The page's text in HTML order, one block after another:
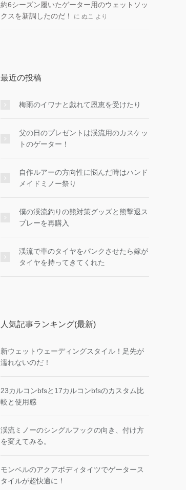
約6シーズン履いたゲーター用のウェットソッ
クスを新調したのだ！
に ぬこ より
最近の投稿
梅雨のイワナと戯れて恩恵を受けたり
父の日のプレゼントは渓流用のカスケッ
トのゲーター！
自作ルアーの方向性に悩んだ時はハンド
メイドミノー祭り
僕の渓流釣りの熊対策グッズと熊撃退ス
プレーを再購入
渓流で車のタイヤをパンクさせたら嫁が
タイヤを持ってきてくれた
人気記事ランキング(最新)
新ウェットウェーディングスタイル！足先が
濡れないのだ！
23カルコンbfsと17カルコンbfsのカスタム比
較と使用感
渓流ミノーのシングルフックの向き、付け方
を変えてみる。
モンベルのアクアボディタイツでゲータース
タイルが超快適に！